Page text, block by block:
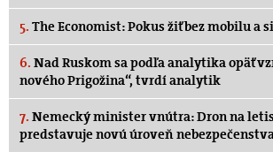
5. The Economist: Pokus žiť bez mobilu a
6. Nad Ruskom sa podľa analytika opäť
nového Prigožina“, tvrdí analytik
7. Nemecký minister vnútra: Dron na
predstavuje novú úroveň